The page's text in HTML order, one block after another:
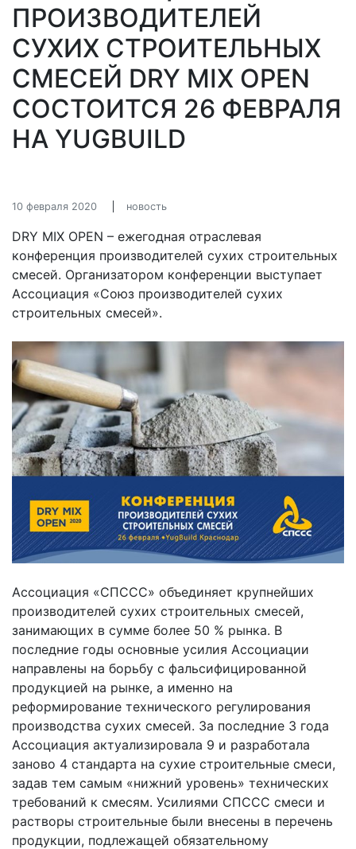
ПРОИЗВОДИТЕЛЕЙ
СУХИХ СТРОИТЕЛЬНЫХ
СМЕСЕЙ DRY MIX OPEN
СОСТОИТСЯ 26 ФЕВРАЛЯ
НА YUGBUILD
10 февраля 2020 новость
DRY MIX OPEN – ежегодная отраслевая
конференция производителей сухих строительных
смесей. Организатором конференции выступает
Ассоциация «Союз производителей сухих
строительных смесей».
Ассоциация «СПССС» объединяет крупнейших
производителей сухих строительных смесей,
занимающих в сумме более 50 % рынка. В
последние годы основные усилия Ассоциации
направлены на борьбу с фальсифицированной
продукцией на рынке, а именно на
реформирование технического регулирования
производства сухих смесей. За последние 3 года
Ассоциация актуализировала 9 и разработала
заново 4 стандарта на сухие строительные смеси,
задав тем самым «нижний уровень» технических
требований к смесям. Усилиями СПССС смеси и
растворы строительные были внесены в перечень
продукции, подлежащей обязательному